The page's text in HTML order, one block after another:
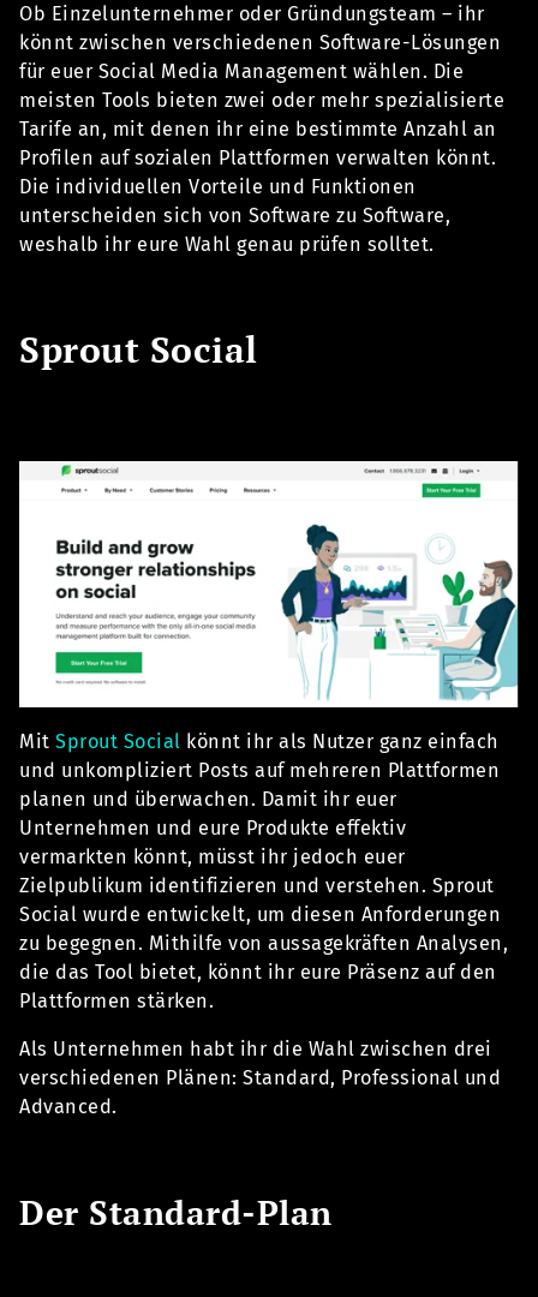
Ob Einzelunternehmer oder Gründungsteam – ihr
könnt zwischen verschiedenen Software-Lösungen
für euer Social Media Management wählen. Die
meisten Tools bieten zwei oder mehr spezialisierte
Tarife an, mit denen ihr eine bestimmte Anzahl an
Profilen auf sozialen Plattformen verwalten könnt.
Die individuellen Vorteile und Funktionen
unterscheiden sich von Software zu Software,
weshalb ihr eure Wahl genau prüfen solltet.
Sprout Social
Mit Sprout Social könnt ihr als Nutzer ganz einfach
und unkompliziert Posts auf mehreren Plattformen
planen und überwachen. Damit ihr euer
Unternehmen und eure Produkte effektiv
vermarkten könnt, müsst ihr jedoch euer
Zielpublikum identifizieren und verstehen. Sprout
Social wurde entwickelt, um diesen Anforderungen
zu begegnen. Mithilfe von aussagekräften Analysen,
die das Tool bietet, könnt ihr eure Präsenz auf den
Plattformen stärken.
Als Unternehmen habt ihr die Wahl zwischen drei
verschiedenen Plänen: Standard, Professional und
Advanced.
Der Standard-Plan